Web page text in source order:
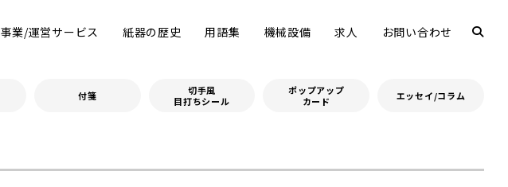
事業/運営サービス 紙器の歴史 用語集 機械設備 求人 お問い合わせ
付箋
切手風
目打ちシール
ポップアップ
カード
エッセイ/コラム